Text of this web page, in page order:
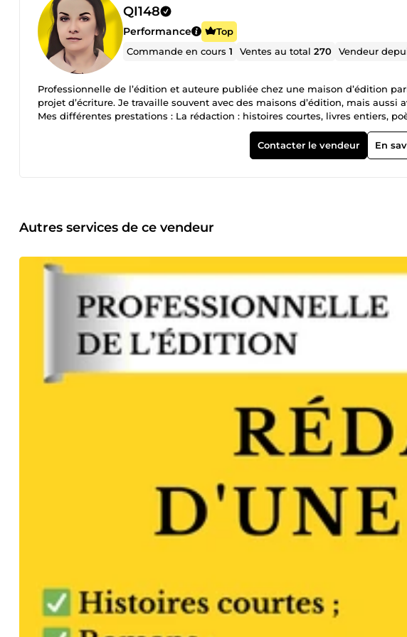
QI148
Performance
Top
Commande en cours1 Ventes au total270 Vendeur
Professionnelle de l’édition et auteure publiée chez une maison d’édition
projet d’écriture. Je travaille souvent avec des maisons d’édition, mais
Mes différentes prestations : La rédaction : histoires courtes, livres entiers, poèmes, etc. La réécriture/reformulation de textes La
question. Je vous répondrai dans les plus brefs délais.Contacter le vendeur En
Autres services de ce vendeur